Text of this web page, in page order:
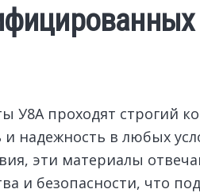
проходят строгий
надежность в любых
эти материалы
и безопасности, что